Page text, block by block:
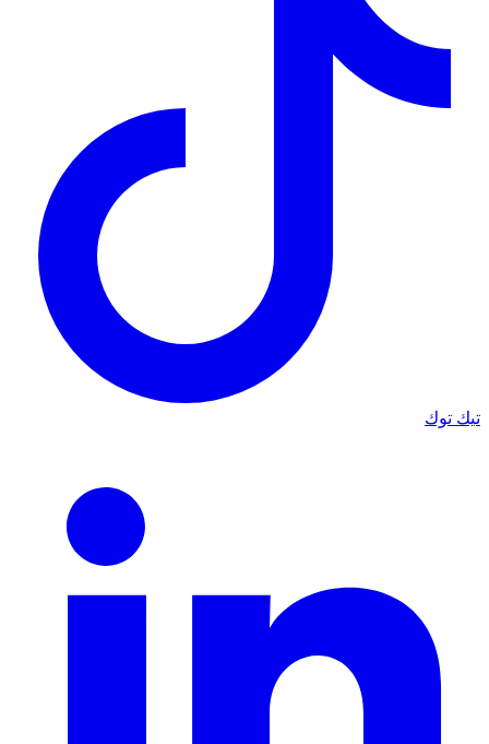
تيك توك